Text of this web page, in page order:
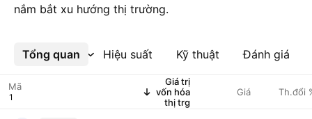
nắm bắt xu hướng thị trường.
Tổng quan Hiệu suất Kỹ thuật Đánh giá
Xem thêm
Mã
Giá trị
vốn hóa
thị trg
Giá Th.đổi